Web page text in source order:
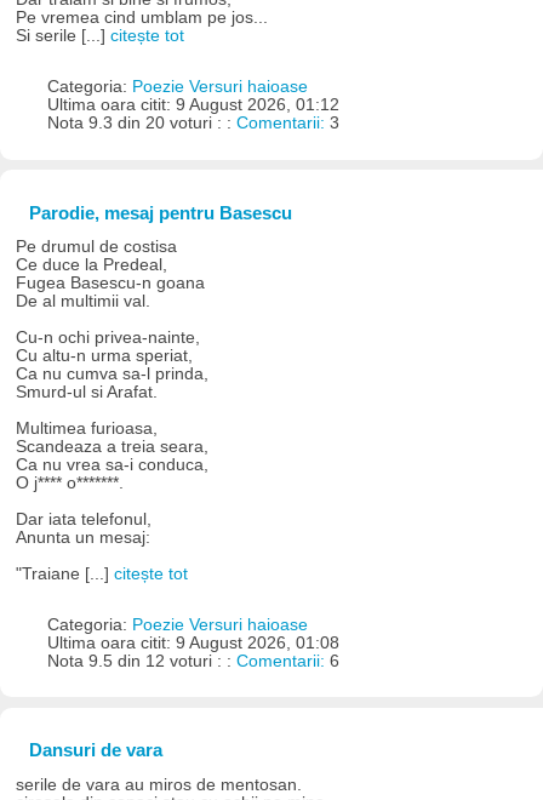
Pe vremea cind umblam pe jos...
Si serile [...]citește tot
Categoria: Poezie Versuri haioase
Ultima oara citit: 9 August 2026, 01:12
Nota 9.3 din 20 voturi : : Comentarii: 3
Parodie, mesaj pentru Basescu
Pe drumul de costisa
Ce duce la Predeal,
Fugea Basescu-n goana
De al multimii val.
Cu-n ochi privea-nainte,
Cu altu-n urma speriat,
Ca nu cumva sa-l prinda,
Smurd-ul si Arafat.
Multimea furioasa,
Scandeaza a treia seara,
Ca nu vrea sa-i conduca,
O j**** o*******.
Dar iata telefonul,
Anunta un mesaj:
"Traiane [...]citește tot
Categoria: Poezie Versuri haioase
Ultima oara citit: 9 August 2026, 01:08
Nota 9.5 din 12 voturi : : Comentarii: 6
Dansuri de vara
serile de vara au miros de mentosan.